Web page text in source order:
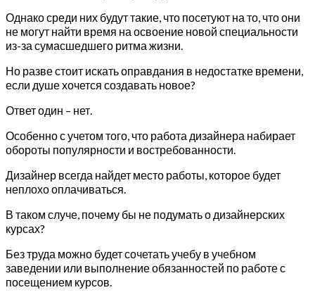
Однако среди них будут такие, что посетуют на то, что они
не могут найти время на освоение новой специальности
из-за сумасшедшего ритма жизни.
Но разве стоит искать оправдания в недостатке времени,
если душе хочется создавать новое?
Ответ один – нет.
Особенно с учетом того, что работа дизайнера набирает
обороты популярности и востребованности.
Дизайнер всегда найдет место работы, которое будет
неплохо оплачиваться.
В таком случе, почему бы не подумать о дизайнерских
курсах?
Без труда можно будет сочетать учебу в учебном
заведении или выполнение обязанностей по работе с
посещением курсов.